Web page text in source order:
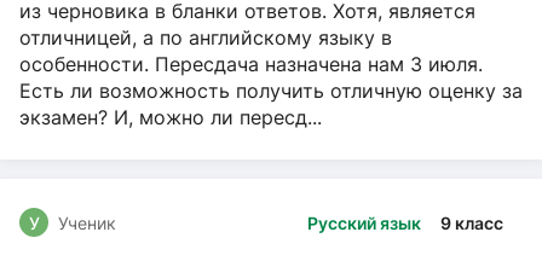
из черновика в бланки ответов. Хотя, является
отличницей, а по английскому языку в
особенности. Пересдача назначена нам 3 июля.
Есть ли возможность получить отличную оценку за
экзамен? И, можно ли пересд...
Русский язык 9 класс
У Ученик